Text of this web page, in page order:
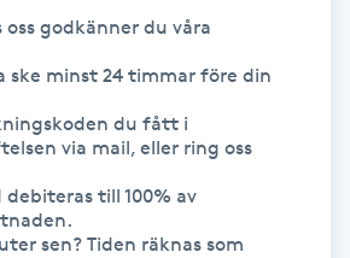
godkänner du våra
ske minst 24 timmar före din
du fått i
via mail, eller ring oss
till 100% av
sen? Tiden räknas som